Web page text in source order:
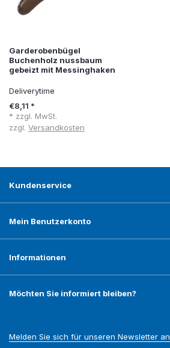
Garderobenbügel
Buchenholz nussbaum
gebeizt mit Messinghaken
Deliverytime
€8,11 *
* zzgl. MwSt.
zzgl. Versandkosten
Kundenservice
Mein Benutzerkonto
Informationen
Möchten Sie informiert bleiben?
Melden Sie sich für unseren Newsletter an